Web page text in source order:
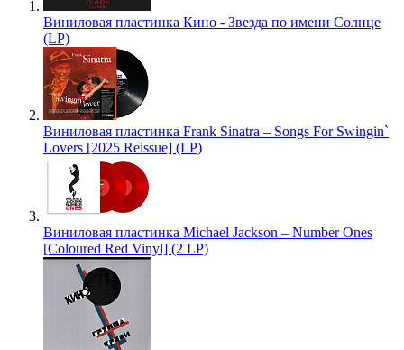
Виниловая пластинка Кино - Звезда по имени Солнце
(LP)
Виниловая пластинка Frank Sinatra – Songs For Swingin`
Lovers [2025 Reissue] (LP)
Виниловая пластинка Michael Jackson – Number Ones
[Coloured Red Vinyl] (2 LP)